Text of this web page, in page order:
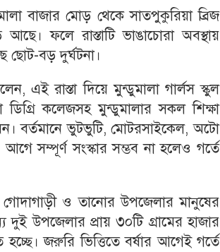
বাজার মোড় থেকে সাতপুকুরিয়া ব্রিজ
আছে। ফলে রাস্তাটি ভাঙাচোরা অবস্থায়
ছোট-বড় দুর্ঘটনা।
এই রাস্তা দিয়ে মুন্ডুমালা গার্লস স্কুল
কলেজসহ মুন্ডুমালার সকল শিক্ষা
বর্তমানে ভুটভুটি, মোটরসাইকেল, অটো
সম্পূর্ণ সংস্কার সম্ভব না হলেও গর্তে
গোদাগাড়ী ও তানোর উপজেলার মানুষের
দুই উপজেলার প্রায় ৩০টি গ্রামের হাজার
জরুরি ভিত্তিতে বর্ষার আগেই গর্তে